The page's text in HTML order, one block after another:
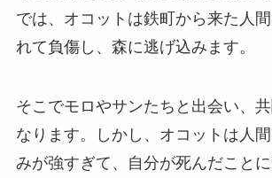
では、オコットは鉄町から来た人
れて負傷し、森に逃げ込みます。
そこでモロやサンたちと出会い、
なります。しかし、オコットは人
みが強すぎて、自分が死んだこと